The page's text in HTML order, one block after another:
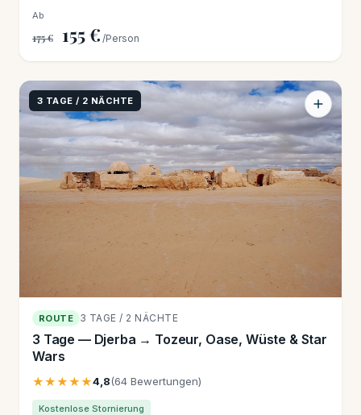
Ab
175 € 155 € /Person
3 TAGE / 2 NÄCHTE
ROUTE 3 TAGE / 2 NÄCHTE
3 Tage — Djerba → Tozeur, Oase, Wüste & Star
Wars
★★★★★4,8(64 Bewertungen)
Kostenlose Stornierung